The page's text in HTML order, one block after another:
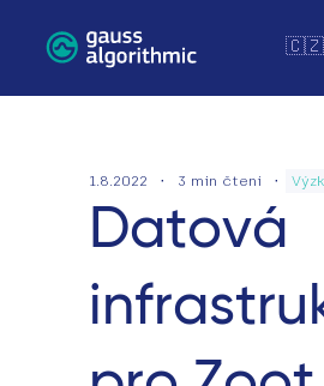
🇨🇿
1.8.2022 · 3 min čtení ·
Datová